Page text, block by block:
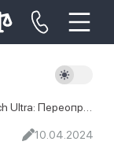
носимую технологию
10.04.2024